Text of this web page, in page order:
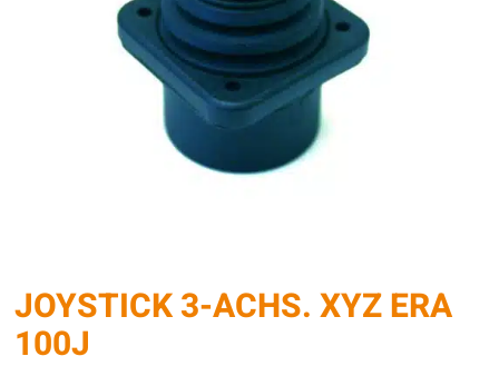
JOYSTICK 3-ACHS. XYZ ERA
100J